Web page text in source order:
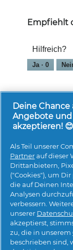
Empfiehlt
Hilfreich?
Ja · 0
Über uns
Mehr
Deine
Angebote
akzeptieren! 😊
Als Teil unserer
Partnerauf dieser
Drittanbietern,
("Cookies"), um
die auf Deinen
Analysen
verbessern.
unserer
akzeptierst,
zu, die in unserem
beschrieben sind,